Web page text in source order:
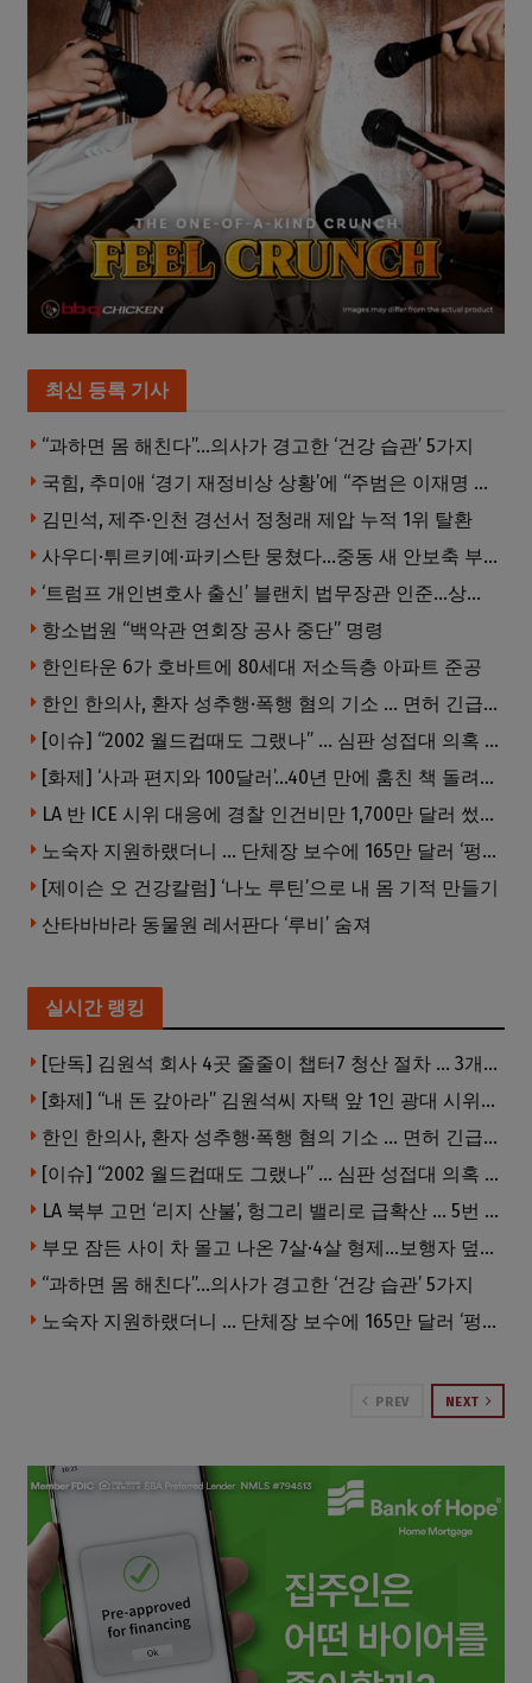
최신 등록 기사
“과하면 몸 해친다”…의사가 경고한 ‘건강 습관’ 5가지
국힘, 추미애 ‘경기 재정비상 상황’에 “주범은 이재명 전 지사”
김민석, 제주·인천 경선서 정청래 제압 누적 1위 탈환
사우디·튀르키예·파키스탄 뭉쳤다…중동 새 안보축 부상하나
‘트럼프 개인변호사 출신’ 블랜치 법무장관 인준…상원 50대49 가결
항소법원 “백악관 연회장 공사 중단” 명령
한인타운 6가 호바트에 80세대 저소득층 아파트 준공
한인 한의사, 환자 성추행·폭행 혐의 기소 … 면허 긴급정지
[이슈] “2002 월드컵때도 그랬나” … 심판 성접대 의혹 해외로 일파만파, 4강 신화까지 불똥
[화제] ‘사과 편지와 100달러’…40년 만에 훔친 책 돌려준 절도범
LA 반 ICE 시위 대응에 경찰 인건비만 1,700만 달러 썼다.
노숙자 지원하랬더니 … 단체장 보수에 165만 달러 ‘펑펑’
[제이슨 오 건강칼럼] ‘나노 루틴’으로 내 몸 기적 만들기
산타바바라 동물원 레서판다 ‘루비’ 숨져
실시간 랭킹
[단독] 김원석 회사 4곳 줄줄이 챕터7 청산 절차 … 3개 법인 같은 날 동시 파산 신청
[화제] “내 돈 갚아라” 김원석씨 자택 앞 1인 광대 시위 … 한인 투자사, “108만 달러 못받아”
한인 한의사, 환자 성추행·폭행 혐의 기소 … 면허 긴급정지
[이슈] “2002 월드컵때도 그랬나” … 심판 성접대 의혹 해외로 일파만파, 4강 신화까지 불똥
LA 북부 고먼 ‘리지 산불’, 헝그리 밸리로 급확산 … 5번 Fwy 양방향 전면 폐쇄
부모 잠든 사이 차 몰고 나온 7살·4살 형제…보행자 덮쳐 중태
“과하면 몸 해친다”…의사가 경고한 ‘건강 습관’ 5가지
노숙자 지원하랬더니 … 단체장 보수에 165만 달러 ‘펑펑’
PREV NEXT